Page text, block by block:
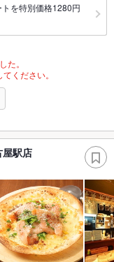
を特別価格1280円
た。
ください。
駅店